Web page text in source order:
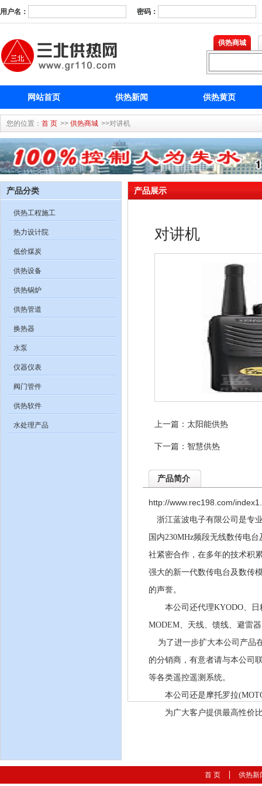
用户名： 密码：
供热商城
网站首页 供热新闻 供热黄页
您的位置： 首 页 >> 供热商城 >>对讲机
产品分类
供热工程施工
热力设计院
低价煤炭
供热设备
供热锅炉
供热管道
换热器
水泵
仪器仪表
阀门管件
供热软件
水处理产品
产品展示
对讲机
上一篇： 太阳能供热
下一篇： 智慧供热
产品简介
http://www.rec198.com/
浙江蓝波电子有限公司是专
国内230MHz频段无线数传电
社紧密合作，在多年的技术积
强大的新一代数传电台及数传
的声誉。
本公司还代理KYODO、日精
MODEM、天线、馈线、避雷
为了进一步扩大本公司产品
的分销商，有意者请与本公司
等各类遥控遥测系统。
本公司还是摩托罗拉
为广大客户提供最高性价比
首 页 供热新